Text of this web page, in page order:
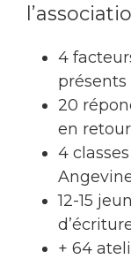
4
présents
20
en
4
12-15
+ 64